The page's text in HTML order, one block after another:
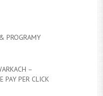
PROGRAMY
–
PAY PER CLICK